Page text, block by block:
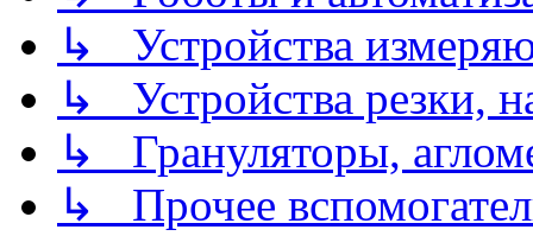
↳ Устройства
↳ Устройства резки,
↳ Грануляторы,
↳ Прочее